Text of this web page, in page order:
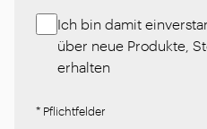
Ich bin damit
über neue Produkte,
erhalten
* Pflichtfelder